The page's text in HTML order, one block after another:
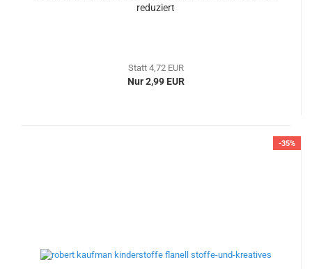
reduziert
Statt 4,72 EUR
Nur 2,99 EUR
-35%